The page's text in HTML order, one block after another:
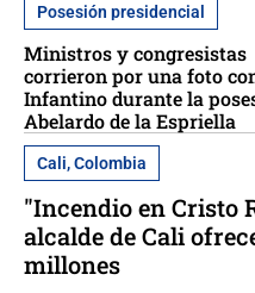
Posesión presidencial
Ministros y congresistas
corrieron por una foto
Infantino durante la
Abelardo de la Espriella
Cali, Colombia
"Incendio en Cristo
alcalde de Cali
millones